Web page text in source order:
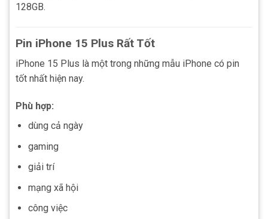
128GB.
Pin iPhone 15 Plus Rất Tốt
iPhone 15 Plus là một trong những mẫu iPhone có pin
tốt nhất hiện nay.
Phù hợp:
dùng cả ngày
gaming
giải trí
mạng xã hội
công việc